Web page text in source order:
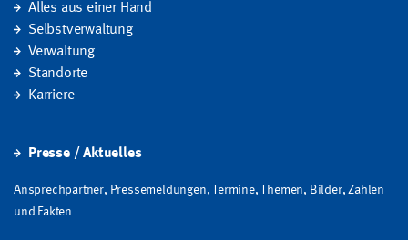
Alles aus einer Hand
Selbstverwaltung
Verwaltung
Standorte
Karriere
Presse / Aktuelles
Ansprechpartner, Pressemeldungen, Termine, Themen, Bilder, Zahlen
und Fakten